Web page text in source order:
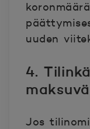
uuden
4.
Jos